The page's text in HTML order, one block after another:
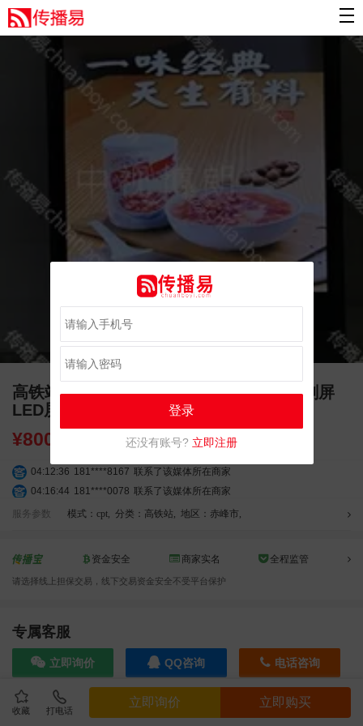
收藏 打电话
立即询价 立即购买
高铁站广告 赤峰高铁站广告 赤峰站 独立刷屏
LED屏幕广告
¥8000.00
04:12:36 181****8167 联系了该媒体所在商家
04:16:44 181****0078 联系了该媒体所在商家
01:50:54 192****2334
联系了该媒体所在商家
04:09:07
182****6963
联系了该媒体所在商家
08:36:41
05:24:34 186****8762 联系了该媒体所在商家
06:11:20 166****9198
联系了该媒体所在商家
182****1341 联系了该媒体所在商家
03:00:41
153****4020 联系了该媒体所在商家
服务参数 模式：cpt, 分类：高铁站, 地区：赤峰市,
资金安全 商家实名 全程监管
请选择线上担保交易，线下交易资金安全不受平台保护
专属客服
立即询价 QQ咨询 电话咨询
效果截图
登录
还没有账号? 立即注册